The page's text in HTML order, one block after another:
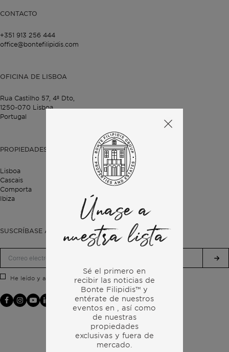
CONTACTO
+351 913 256 444
office@bontefilipidis.com
OFICINA DE LISBOA
Rua Castilho 57, 4º Dto,
1250-070 Lisboa,
Portugal
PROPIEDADES
Lisboa
Cascais
Comporta
Ibiza
SUSCRÍBASE A NUESTRO BOLETÍN
He leído y acepto la Política de privacidad.
Únase a
nuestra lista
Sé el primero en
recibir las noticias de
Bonte Filipidis™ y
entérate de nuestros
eventos en
, así como
de nuestras
propiedades
exclusivas y fuera de
mercado.